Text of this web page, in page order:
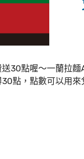
30點喔～一蘭拉
點，點數可以用